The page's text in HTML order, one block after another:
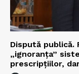
Dispută publică.
„ignoranța”
prescripțiilor,